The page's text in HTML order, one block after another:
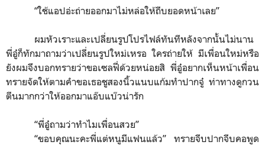
“ใช้แอปอ่ะถ่ายออกมาไม่หล่อให้ถีบยอดหน้าเลย”
ผมหัวเราะและเปลี่ยนรูปโปรไฟล์ทันทีหลังจากนั้นไม่นาน
พี่อู๋ก็ทักมาถามว่าเปลี่ยนรูปใหม่เหรอ ใครถ่ายให้ มีเพื่อนใหม่หรือ
ยังผมจึงบอกทรายว่าขอเซลฟี่ด้วยหน่อยสิ พี่อู๋อยากเห็นหน้าเพื่อน
ทรายจัดให้ตามคำขอเธอชูสองนิ้วแนบแก้มทำปากจู๋ ท่าทางดูกวน
ตีนมากกว่าให้ออกมาแอ๊บแบ๊วน่ารัก
“พี่อู๋ถามว่าทำไมเพื่อนสวย”
“ขอบคุณนะคะพี่แต่หนูมีแฟนแล้ว” ทรายจีบปากจีบคอพูด